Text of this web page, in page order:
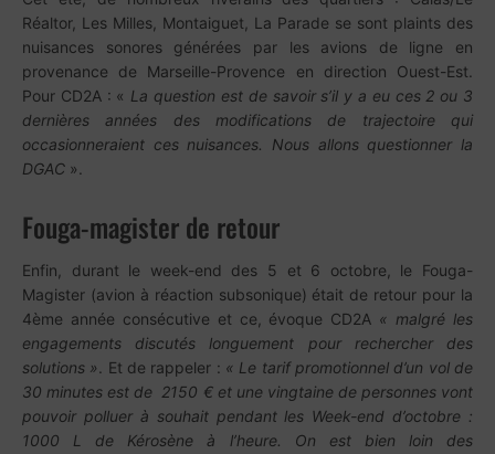
Réaltor, Les Milles, Montaiguet, La Parade se sont plaints des
nuisances sonores générées par les avions de ligne en
provenance de Marseille-Provence en direction Ouest-Est.
Pour CD2A : « La question est de savoir s’il y a eu ces 2 ou 3
dernières années des modifications de trajectoire qui
occasionneraient ces nuisances. Nous allons questionner la
DGAC ».
Fouga-magister de retour
Enfin, durant le week-end des 5 et 6 octobre, le Fouga-
Magister (avion à réaction subsonique) était de retour pour la
4ème année consécutive et ce, évoque CD2A « malgré les
engagements discutés longuement pour rechercher des
solutions ». Et de rappeler : « Le tarif promotionnel d’un vol de
30 minutes est de 2150 € et une vingtaine de personnes vont
pouvoir polluer à souhait pendant les Week-end d’octobre :
1000 L de Kérosène à l’heure. On est bien loin des